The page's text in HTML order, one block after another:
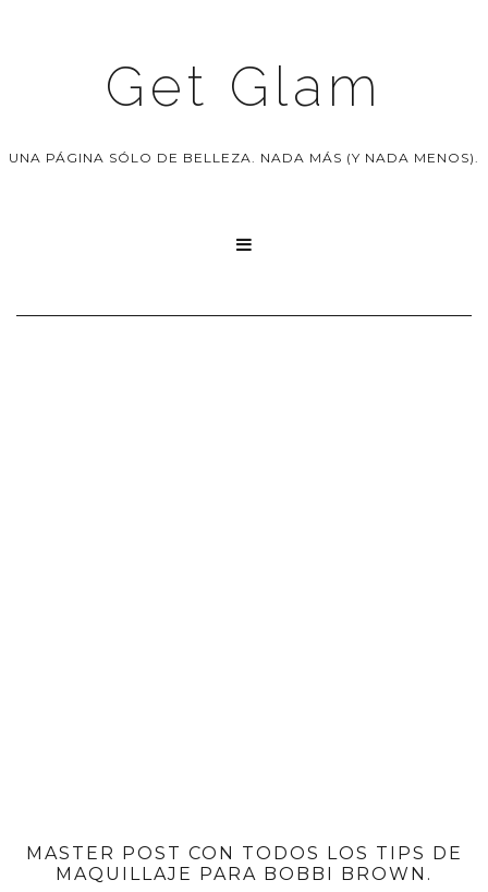
Get Glam
UNA PÁGINA SÓLO DE BELLEZA. NADA MÁS (Y NADA MENOS).

MASTER POST CON TODOS LOS TIPS DE
MAQUILLAJE PARA BOBBI BROWN.